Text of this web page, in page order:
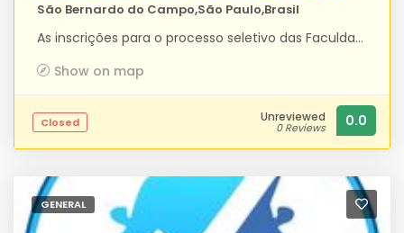
São Bernardo do Campo,São Paulo,Brasil
As inscrições para o processo seletivo das Faculdades de Tecnologia do Estado de São Paulo (Fatecs) estão abertas e podem ser feitas até as 15 horas de 7 de novembro, pelo site vestibular.fatec.sp.gov.br. A taxa de inscrição é de R$ 47. Para o primeiro semestre de 2026, as Fatecs oferecem um total de 20.375 vagas, sendo 7.870 destinadas aos candidatos do Provão Paulista. Entre as novidades estão a criação de novos cursos de bacharelado e engenharia, bem como a implantação das Fatecs Ilha Solteira, Paulínia e Suzano. O exame será no dia 14 de dezembro.
Show on map
Closed Unreviewed
0 Reviews 0.0
GENERAL